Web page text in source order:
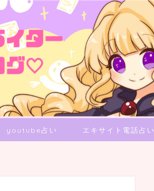
youtube占い エキサイト電話占い